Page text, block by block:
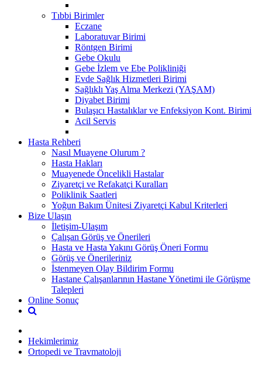
Tıbbi Birimler
Eczane
Laboratuvar Birimi
Röntgen Birimi
Gebe Okulu
Gebe İzlem ve Ebe Polikliniği
Evde Sağlık Hizmetleri Birimi
Sağlıklı Yaş Alma Merkezi (YAŞAM)
Diyabet Birimi
Bulaşıcı Hastalıklar ve Enfeksiyon Kont. Birimi
Acil Servis
Hasta Rehberi
Nasıl Muayene Olurum ?
Hasta Hakları
Muayenede Öncelikli Hastalar
Ziyaretçi ve Refakatçi Kuralları
Poliklinik Saatleri
Yoğun Bakım Ünitesi Ziyaretçi Kabul Kriterleri
Bize Ulaşın
İletişim-Ulaşım
Çalışan Görüş ve Önerileri
Hasta ve Hasta Yakını Görüş Öneri Formu
Görüş ve Önerileriniz
İstenmeyen Olay Bildirim Formu
Hastane Çalışanlarının Hastane Yönetimi ile Görüşme
Talepleri
Online Sonuç
Hekimlerimiz
Ortopedi ve Travmatoloji